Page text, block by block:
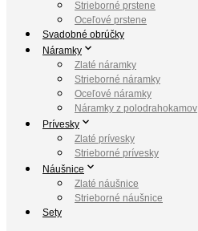
Strieborné prstene
Oceľové prstene
Svadobné obrúčky
Náramky
Zlaté náramky
Strieborné náramky
Oceľové náramky
Náramky z polodrahokamov
Prívesky
Zlaté prívesky
Strieborné prívesky
Náušnice
Zlaté náušnice
Strieborné náušnice
Sety